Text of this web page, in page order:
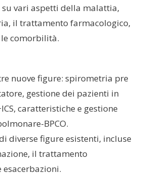
vari aspetti della malattia,
il trattamento farmacologico,
comorbilità.
nuove figure: spirometria pre
gestione dei pazienti in
caratteristiche e gestione
BPCO.
diverse figure esistenti, incluse
il trattamento